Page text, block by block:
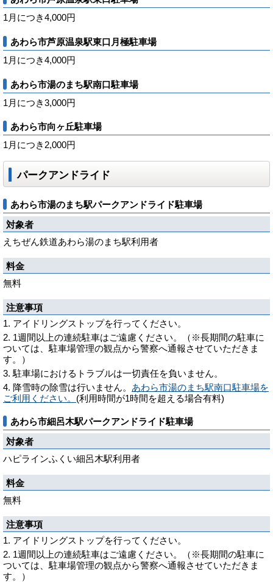
1月につき4,000円
あわら市芦原温泉駅東口月極駐車場
1月につき4,000円
あわら市湯のまち駅南口駐車場
1月につき3,000円
あわら市向ヶ丘駐車場
1月につき2,000円
パークアンドライド
あわら市湯のまち駅パークアンドライド駐車場
対象者
えちぜん鉄道あわら湯のまち駅利用者
料金
無料
注意事項
アイドリングストップを行ってください。
1週間以上の連続駐車はご遠慮ください。（※長期間の駐車に
ついては、駐車場管理の観点から警察へ通報させていただきま
す。）
駐車場におけるトラブルは一切責任を負いません。
降雪時の除雪は行いません。 あわら市湯のまち駅南口駐車場を
ご利用ください。 (利用時間が1時間を超える場合有料)
あわら市細呂木駅パークアンドライド駐車場
対象者
ハピラインふくい細呂木駅利用者
料金
無料
注意事項
アイドリングストップを行ってください。
1週間以上の連続駐車はご遠慮ください。（※長期間の駐車に
ついては、駐車場管理の観点から警察へ通報させていただきま
す。）